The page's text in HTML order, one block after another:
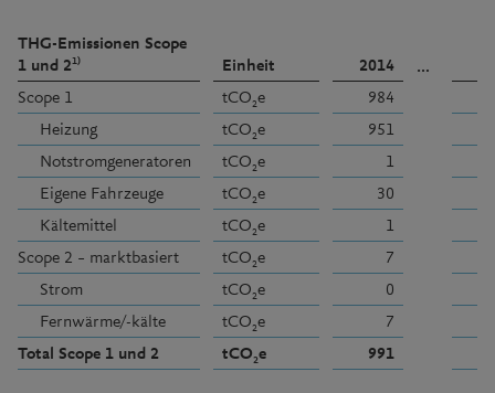
THG-Emissionen Scope
1 und 21) Einheit 2014 …
Scope 1
tCO2e 984
Heizung
tCO2e 951
Notstromgeneratoren
tCO2e
1
Eigene Fahrzeuge
tCO2e
30
Kältemittel
tCO2e 1
Scope 2 – marktbasiert
tCO2e
7
Strom
tCO2e
0
Fernwärme/-kälte
tCO2e
7
Total Scope 1 und 2
tCO2e 991